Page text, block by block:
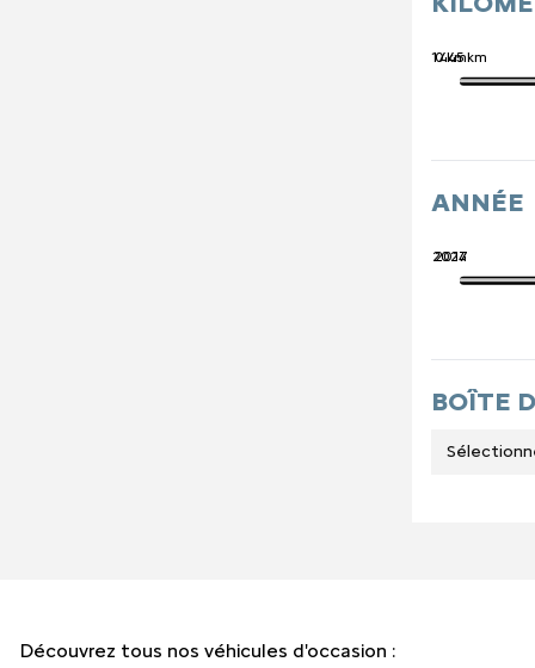
0 km
741 445 km
ANNÉE
2014
2027
BOÎTE
Découvrez tous nos véhicules d'occasion :